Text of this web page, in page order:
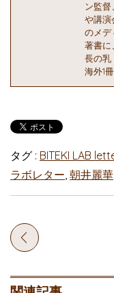
ン監督
や講演
のメデ
著書に
長の乳
海外1
タグ : BITEKI LAB
ラボレター, 朝井麗華